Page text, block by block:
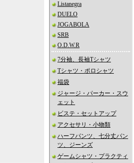
Listanegra
DUELO
JOGABOLA
SRB
O.D.W.R
7分袖、長袖Tシャツ
Tシャツ・ポロシャツ
福袋
ジャージ・パーカー・スウ
ェット
ビステ・セットアップ
アクセサリ・小物類
ハーフパンツ、七分丈パン
ツ、ジーンズ
ゲームシャツ・プラクティ